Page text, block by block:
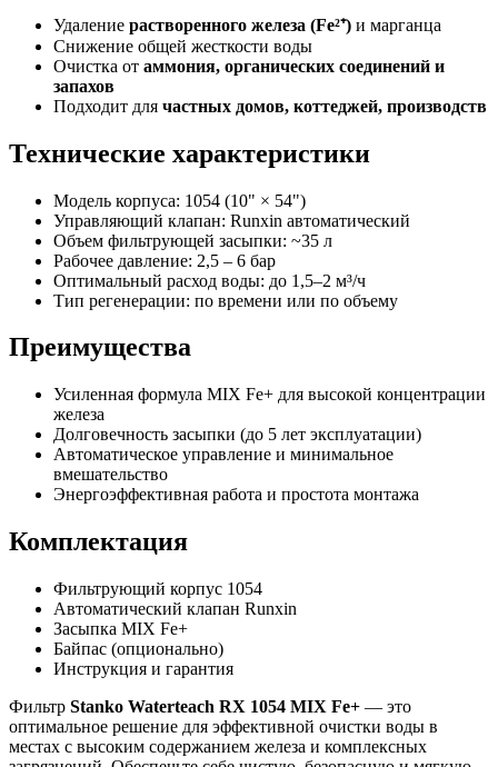
Удаление растворенного железа (Fe²⁺) и марганца
Снижение общей жесткости воды
Очистка от аммония, органических соединений и
запахов
Подходит для частных домов, коттеджей, производств
Технические характеристики
Модель корпуса: 1054 (10" × 54")
Управляющий клапан: Runxin автоматический
Объем фильтрующей засыпки: ~35 л
Рабочее давление: 2,5 – 6 бар
Оптимальный расход воды: до 1,5–2 м³/ч
Тип регенерации: по времени или по объему
Преимущества
Усиленная формула MIX Fe+ для высокой концентрации
железа
Долговечность засыпки (до 5 лет эксплуатации)
Автоматическое управление и минимальное
вмешательство
Энергоэффективная работа и простота монтажа
Комплектация
Фильтрующий корпус 1054
Автоматический клапан Runxin
Засыпка MIX Fe+
Байпас (опционально)
Инструкция и гарантия
Фильтр Stanko Waterteach RX 1054 MIX Fe+ — это
оптимальное решение для эффективной очистки воды в
местах с высоким содержанием железа и комплексных